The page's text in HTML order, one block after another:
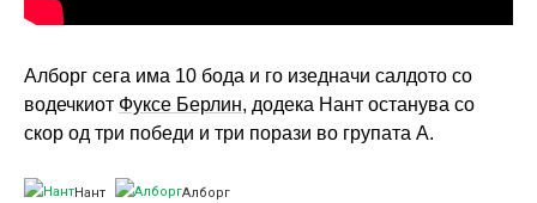
Алборг сега има 10 бода и го изедначи салдото со
водечкиот Фуксе Берлин, додека Нант останува со
скор од три победи и три порази во групата А.
Нант Алборг